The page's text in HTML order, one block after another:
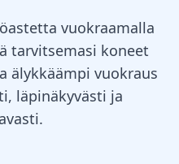
vuokraamalla
tarvitsemasi koneet
älykkäämpi vuokraus
läpinäkyvästi ja